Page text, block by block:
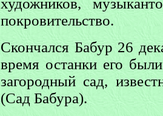
художников,
покровительство.
Скончался Бабур 26
время останки его
загородный сад,
(Сад Бабура).